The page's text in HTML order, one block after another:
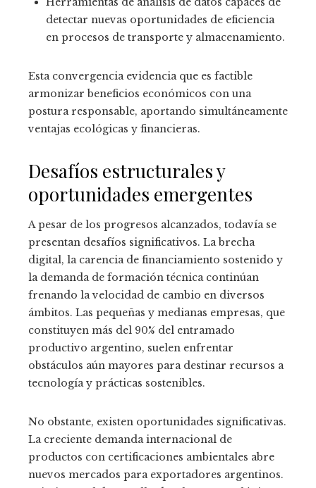
detectar nuevas oportunidades de eficiencia
en procesos de transporte y almacenamiento.
Esta convergencia evidencia que es factible
armonizar beneficios económicos con una
postura responsable, aportando simultáneamente
ventajas ecológicas y financieras.
Desafíos estructurales y
oportunidades emergentes
A pesar de los progresos alcanzados, todavía se
presentan desafíos significativos. La brecha
digital, la carencia de financiamiento sostenido y
la demanda de formación técnica continúan
frenando la velocidad de cambio en diversos
ámbitos. Las pequeñas y medianas empresas, que
constituyen más del 90% del entramado
productivo argentino, suelen enfrentar
obstáculos aún mayores para destinar recursos a
tecnología y prácticas sostenibles.
No obstante, existen oportunidades significativas.
La creciente demanda internacional de
productos con certificaciones ambientales abre
nuevos mercados para exportadores argentinos.